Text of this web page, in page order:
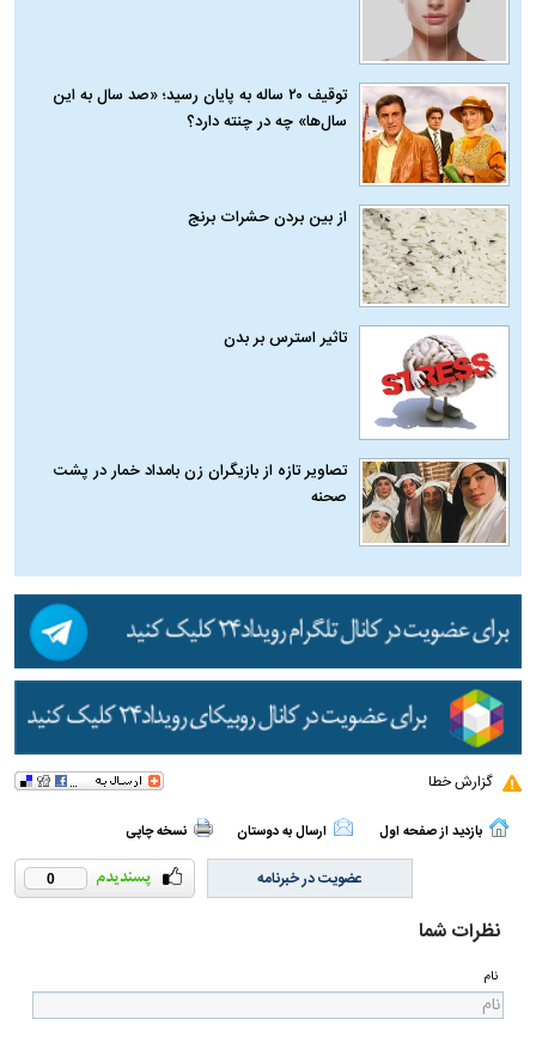
توقیف ۲۰ ساله به پایان رسید؛ «صد سال به این
سال‌ها» چه در چنته دارد؟
از بین بردن حشرات برنج
تاثیر استرس بر بدن
تصاویر تازه از بازیگران زن بامداد خمار در پشت
صحنه
گزارش خطا
بازدید از صفحه اول ارسال به دوستان نسخه چاپی
0 عضویت در خبرنامه
نظرات شما
نام